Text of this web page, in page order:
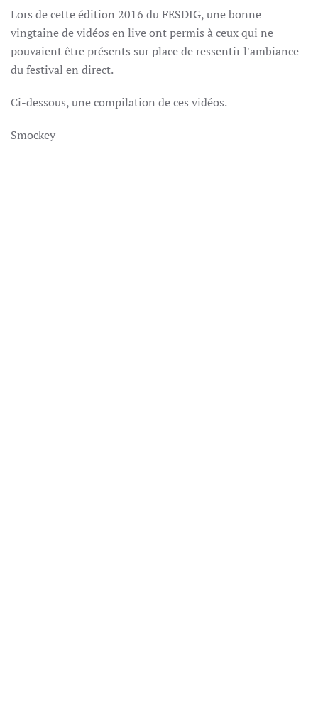
Lors de cette édition 2016 du FESDIG, une bonne
vingtaine de vidéos en live ont permis à ceux qui ne
pouvaient être présents sur place de ressentir l'ambiance
du festival en direct.
Ci-dessous, une compilation de ces vidéos.
Smockey